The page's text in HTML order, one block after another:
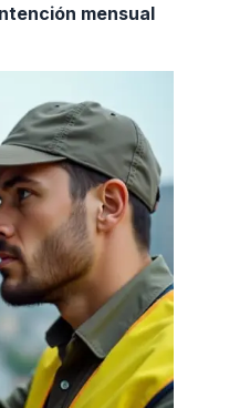
mensual